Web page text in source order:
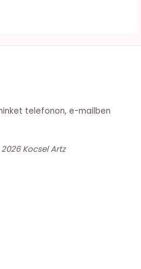
telefonon, e-mailben
Kocsel Artz